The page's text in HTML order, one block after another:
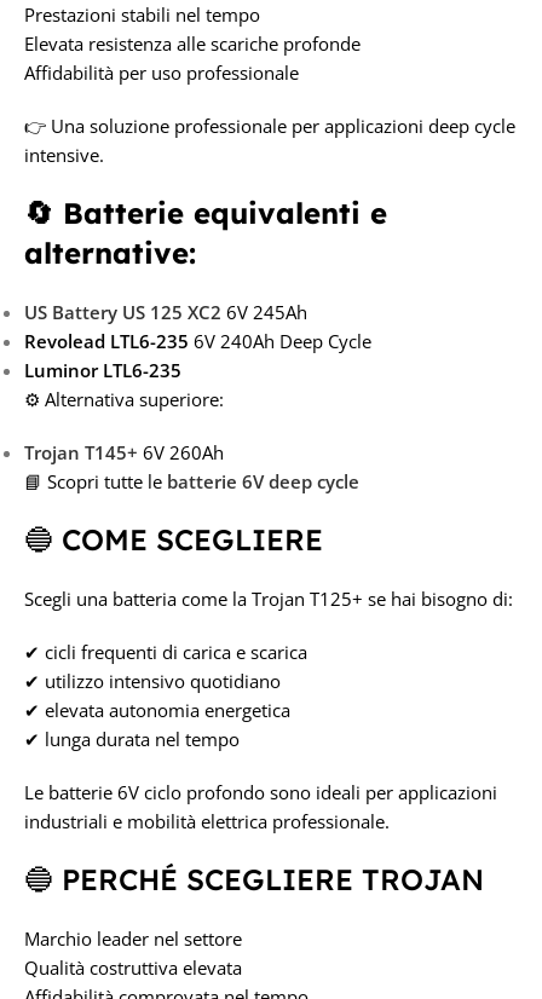
Prestazioni stabili nel tempo
Elevata resistenza alle scariche profonde
Affidabilità per uso professionale
👉 Una soluzione professionale per applicazioni deep cycle
intensive.
🔄 Batterie equivalenti e
alternative:
US Battery US 125 XC2 6V 245Ah
Revolead LTL6-235 6V 240Ah Deep Cycle
Luminor LTL6-235
⚙️ Alternativa superiore:
Trojan T145+ 6V 260Ah
📘 Scopri tutte le batterie 6V deep cycle
🔵 COME SCEGLIERE
Scegli una batteria come la Trojan T125+ se hai bisogno di:
✔ cicli frequenti di carica e scarica
✔ utilizzo intensivo quotidiano
✔ elevata autonomia energetica
✔ lunga durata nel tempo
Le batterie 6V ciclo profondo sono ideali per applicazioni
industriali e mobilità elettrica professionale.
🔵 PERCHÉ SCEGLIERE TROJAN
Marchio leader nel settore
Qualità costruttiva elevata